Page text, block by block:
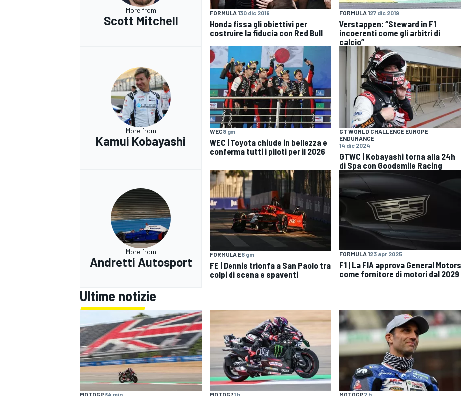
RALLY
More from
Scott Mitchell
FORMULA 130 dic 2019
Honda fissa gli obiettivi per
costruire la fiducia con Red Bull
FORMULA 127 dic 2019
Verstappen: “Steward in F1
incoerenti come gli arbitri di
calcio”
More from
Kamui Kobayashi
WEC8 gm
WEC | Toyota chiude in bellezza e
conferma tutti i piloti per il 2026
GT WORLD CHALLENGE EUROPE
ENDURANCE
14 dic 2024
GTWC | Kobayashi torna alla 24h
di Spa con Goodsmile Racing
More from
Andretti Autosport
FORMULA E8 gm
FE | Dennis trionfa a San Paolo tra
colpi di scena e spaventi
FORMULA 123 apr 2025
F1 | La FIA approva General Motors
come fornitore di motori dal 2029
Ultime notizie
MOTOGP34 min MOTOGP1 h MOTOGP2 h